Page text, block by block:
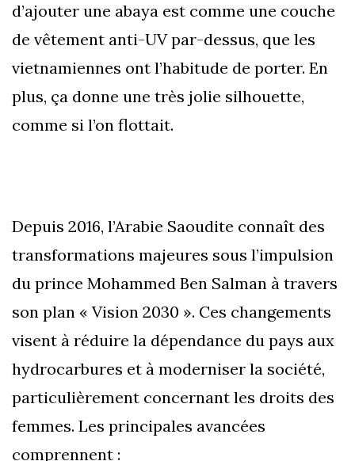
d’ajouter une abaya est comme une couche
de vêtement anti-UV par-dessus, que les
vietnamiennes ont l’habitude de porter. En
plus, ça donne une très jolie silhouette,
comme si l’on flottait.
Depuis 2016, l’Arabie Saoudite connaît des
transformations majeures sous l’impulsion
du prince Mohammed Ben Salman à travers
son plan « Vision 2030 ». Ces changements
visent à réduire la dépendance du pays aux
hydrocarbures et à moderniser la société,
particulièrement concernant les droits des
femmes. Les principales avancées
comprennent :